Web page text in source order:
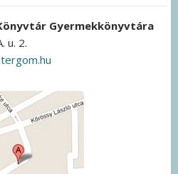
Gyermekkönyvtára
u. 2.